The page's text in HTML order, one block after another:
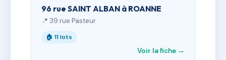
96 rue SAINT ALBAN à ROANNE
📍 39 rue Pasteur
🏠 11 lots
Voir la fiche →